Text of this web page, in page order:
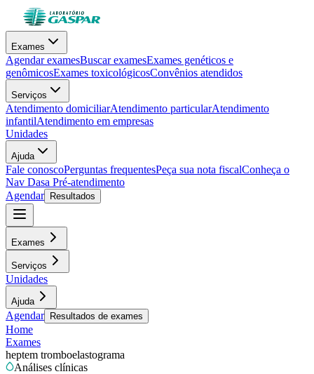
Exames
Agendar examesBuscar examesExames genéticos e
genômicosExames toxicológicosConvênios atendidos
Serviços
Atendimento domiciliarAtendimento particularAtendimento
infantilAtendimento em empresas
Unidades
Ajuda
Fale conoscoPerguntas frequentesPeça sua nota fiscalConheça o
Nav Dasa Pré-atendimento
Agendar
Resultados
Exames
Serviços
Unidades
Ajuda
Agendar Resultados de exames
Home
Exames
heptem tromboelastograma
Análises clínicas